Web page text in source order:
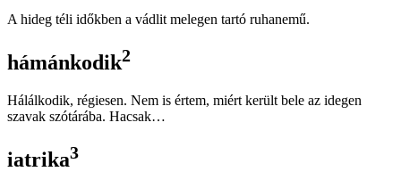
A hideg téli időkben a vádlit melegen tartó ruhanemű.
hámánkodik2
Hálálkodik, régiesen. Nem is értem, miért került bele az idegen
szavak szótárába. Hacsak…
iatrika3